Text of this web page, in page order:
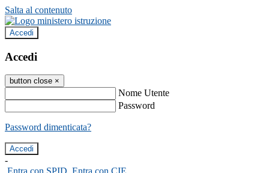
Salta al contenuto
Accedi
Accedi
button close ×
Nome Utente
Password
Password dimenticata?
-